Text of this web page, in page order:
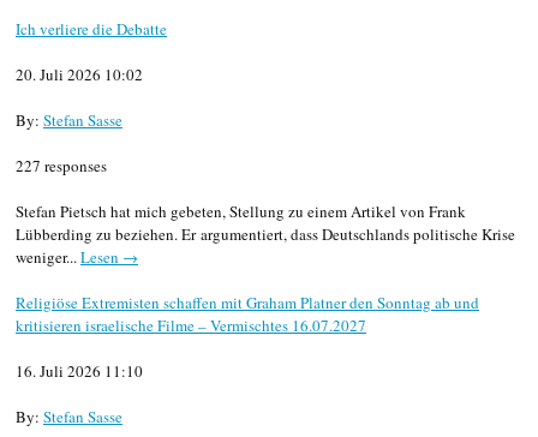
Ich verliere die Debatte
20. Juli 2026 10:02
By: Stefan Sasse
227 responses
Stefan Pietsch hat mich gebeten, Stellung zu einem Artikel von Frank
Lübberding zu beziehen. Er argumentiert, dass Deutschlands politische Krise
weniger...Lesen →
Religiöse Extremisten schaffen mit Graham Platner den Sonntag ab und
kritisieren israelische Filme – Vermischtes 16.07.2027
16. Juli 2026 11:10
By: Stefan Sasse